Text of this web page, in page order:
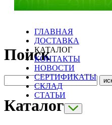
ГЛАВНАЯ
ДОСТАВКА
КАТАЛОГ
КОНТАКТЫ
НОВОСТИ
СЕРТИФИКАТЫ
СКЛАД
СТАТЬИ
Поиск
Каталог